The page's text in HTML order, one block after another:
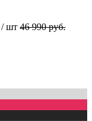
/ шт 46 990 руб.